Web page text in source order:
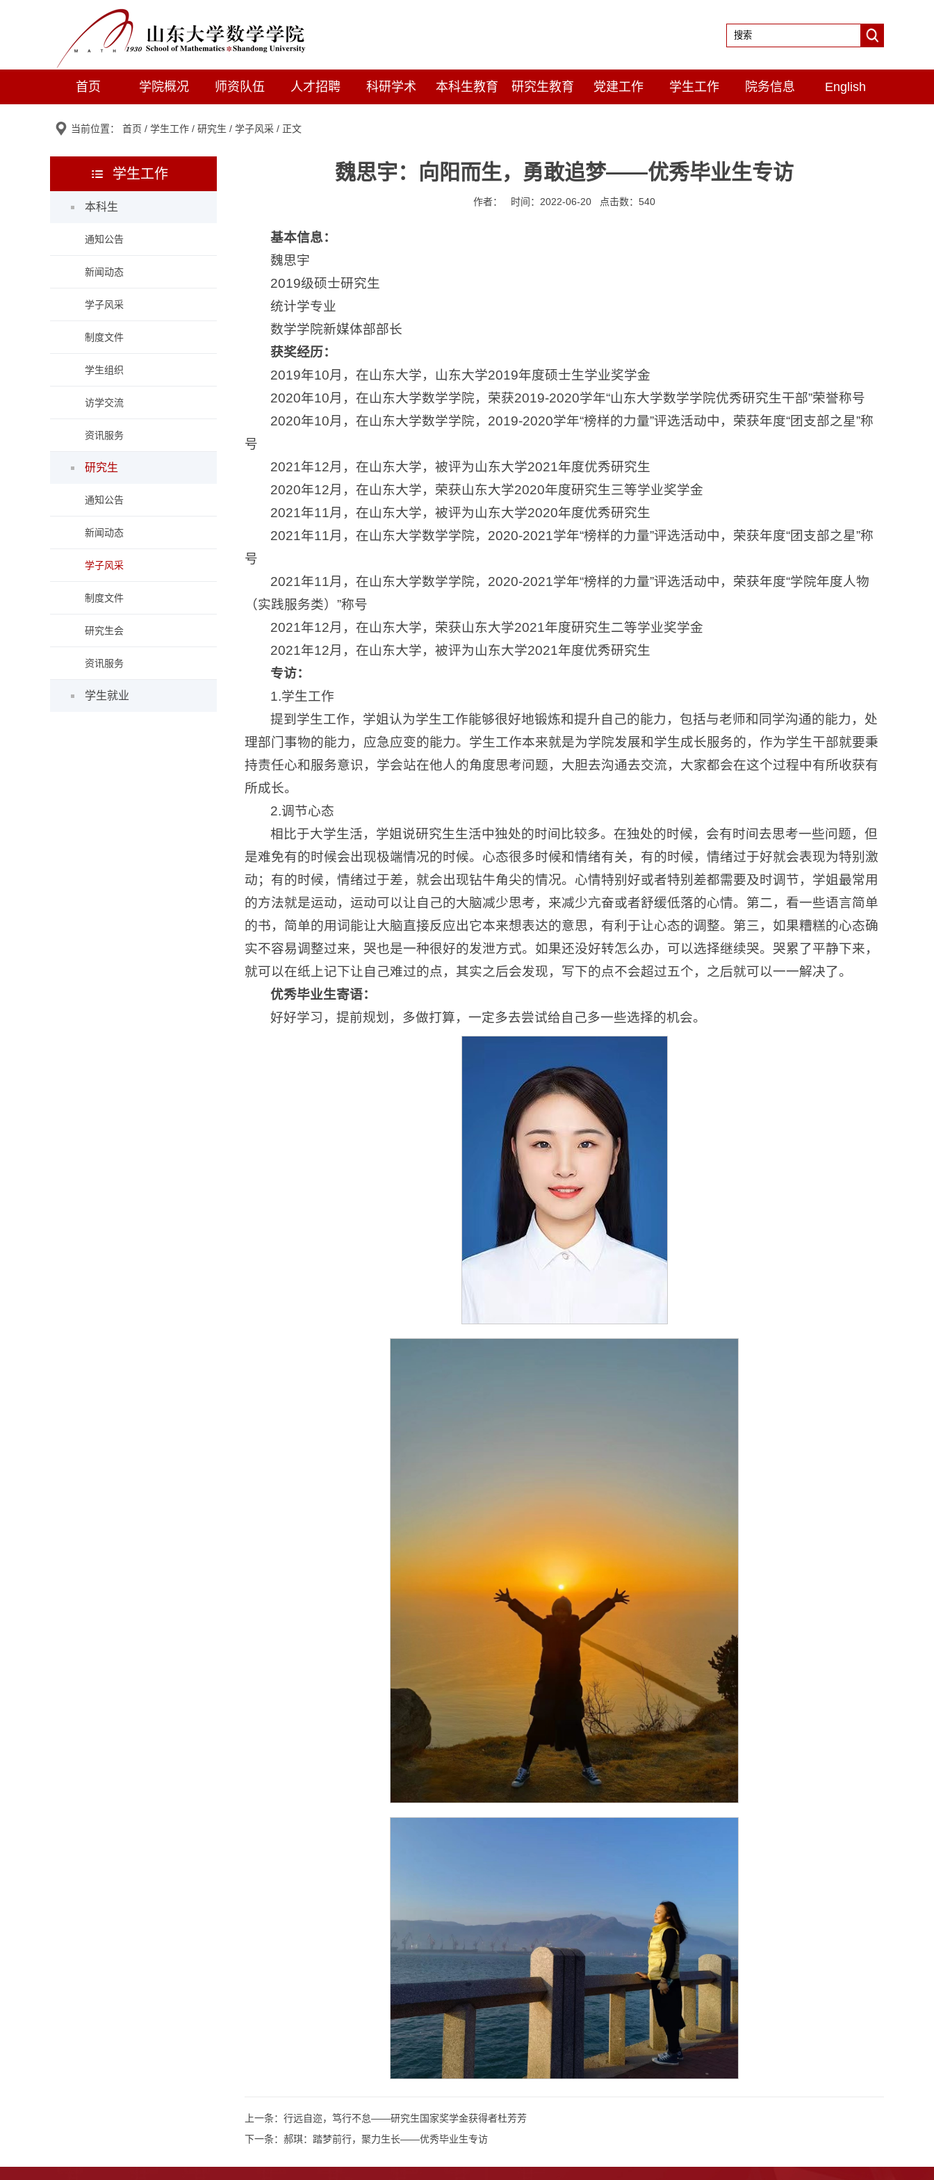
首页 学院概况 师资队伍 人才招聘 科研学术 本科生教育 研究生教育 党建工作 学生工作 院务信息 English
当前位置： 首页 / 学生工作 / 研究生 / 学子风采 / 正文
学生工作
本科生
通知公告
新闻动态
学子风采
制度文件
学生组织
访学交流
资讯服务
研究生
通知公告
新闻动态
学子风采
制度文件
研究生会
资讯服务
学生就业
魏思宇：向阳而生，勇敢追梦——优秀毕业生专访
作者： 时间：2022-06-20 点击数： 540
基本信息：
魏思宇
2019级硕士研究生
统计学专业
数学学院新媒体部部长
获奖经历：
2019年10月，在山东大学，山东大学2019年度硕士生学业奖学金
2020年10月，在山东大学数学学院，荣获2019-2020学年“山东大学数学学院优秀研究生干部”荣誉称号
2020年10月，在山东大学数学学院，2019-2020学年“榜样的力量”评选活动中，荣获年度“团支部之星”称
号
2021年12月，在山东大学，被评为山东大学2021年度优秀研究生
2020年12月，在山东大学，荣获山东大学2020年度研究生三等学业奖学金
2021年11月，在山东大学，被评为山东大学2020年度优秀研究生
2021年11月，在山东大学数学学院，2020-2021学年“榜样的力量”评选活动中，荣获年度“团支部之星”称
号
2021年11月，在山东大学数学学院，2020-2021学年“榜样的力量”评选活动中，荣获年度“学院年度人物
（实践服务类）”称号
2021年12月，在山东大学，荣获山东大学2021年度研究生二等学业奖学金
2021年12月，在山东大学，被评为山东大学2021年度优秀研究生
专访：
1.学生工作
提到学生工作，学姐认为学生工作能够很好地锻炼和提升自己的能力，包括与老师和同学沟通的能力，处
理部门事物的能力，应急应变的能力。学生工作本来就是为学院发展和学生成长服务的，作为学生干部就要秉
持责任心和服务意识，学会站在他人的角度思考问题，大胆去沟通去交流，大家都会在这个过程中有所收获有
所成长。
2.调节心态
相比于大学生活，学姐说研究生生活中独处的时间比较多。在独处的时候，会有时间去思考一些问题，但
是难免有的时候会出现极端情况的时候。心态很多时候和情绪有关，有的时候，情绪过于好就会表现为特别激
动；有的时候，情绪过于差，就会出现钻牛角尖的情况。心情特别好或者特别差都需要及时调节，学姐最常用
的方法就是运动，运动可以让自己的大脑减少思考，来减少亢奋或者舒缓低落的心情。第二，看一些语言简单
的书，简单的用词能让大脑直接反应出它本来想表达的意思，有利于让心态的调整。第三，如果糟糕的心态确
实不容易调整过来，哭也是一种很好的发泄方式。如果还没好转怎么办，可以选择继续哭。哭累了平静下来，
就可以在纸上记下让自己难过的点，其实之后会发现，写下的点不会超过五个，之后就可以一一解决了。
优秀毕业生寄语：
好好学习，提前规划，多做打算，一定多去尝试给自己多一些选择的机会。
上一条： 行远自迩，笃行不怠——研究生国家奖学金获得者杜芳芳
下一条： 郝琪：踏梦前行，聚力生长——优秀毕业生专访